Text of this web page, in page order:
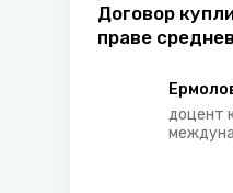
Договор
праве
анализ)
доцент